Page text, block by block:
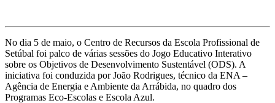
No dia 5 de maio, o Centro de Recursos da Escola Profissional de
Setúbal foi palco de várias sessões do Jogo Educativo Interativo
sobre os Objetivos de Desenvolvimento Sustentável (ODS). A
iniciativa foi conduzida por João Rodrigues, técnico da ENA –
Agência de Energia e Ambiente da Arrábida, no quadro dos
Programas Eco-Escolas e Escola Azul.